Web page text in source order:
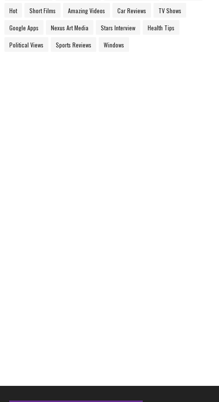
Hot Short Films Amazing Videos Car Reviews TV Shows
Google Apps Nexus Art Media Stars Interview Health Tips
Political Views Sports Reviews Windows